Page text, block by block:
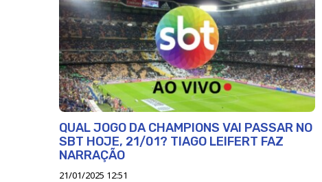
QUAL JOGO DA CHAMPIONS VAI PASSAR NO
SBT HOJE, 21/01? TIAGO LEIFERT FAZ
NARRAÇÃO
21/01/2025 12:51